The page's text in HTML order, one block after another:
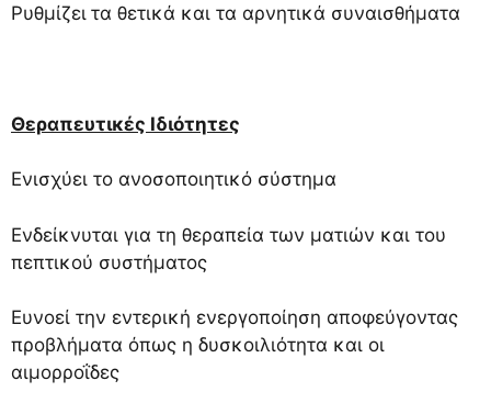
Ρυθμίζει τα θετικά και τα αρνητικά συναισθήματα
Θεραπευτικές Ιδιότητες
Ενισχύει το ανοσοποιητικό σύστημα
Ενδείκνυται για τη θεραπεία των ματιών και του
πεπτικού συστήματος
Ευνοεί την εντερική ενεργοποίηση αποφεύγοντας
προβλήματα όπως η δυσκοιλιότητα και οι
αιμορροΐδες